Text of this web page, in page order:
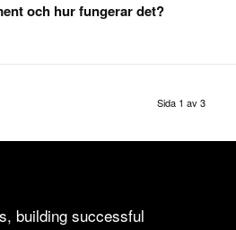
och hur fungerar det?
Sida 1 av 3
building successful